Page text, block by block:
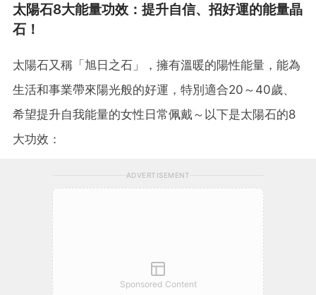
太陽石8大能量功效：提升自信、招好運的能量晶
石！
太陽石又稱「旭日之石」，擁有溫暖的陽性能量，能為
生活和事業帶來陽光般的好運，特別適合20～40歲、
希望提升自我能量的女性日常佩戴～以下是太陽石的8
大功效：
ADVERTISEMENT
Sponsored Content